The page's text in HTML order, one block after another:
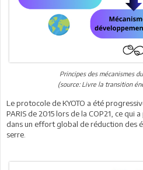
Principes des mécanismes
(source: Livre la transition
Le protocole de KYOTO a été
PARIS de 2015 lors de la COP21, ce qui
dans un effort global de réduction des
serre.